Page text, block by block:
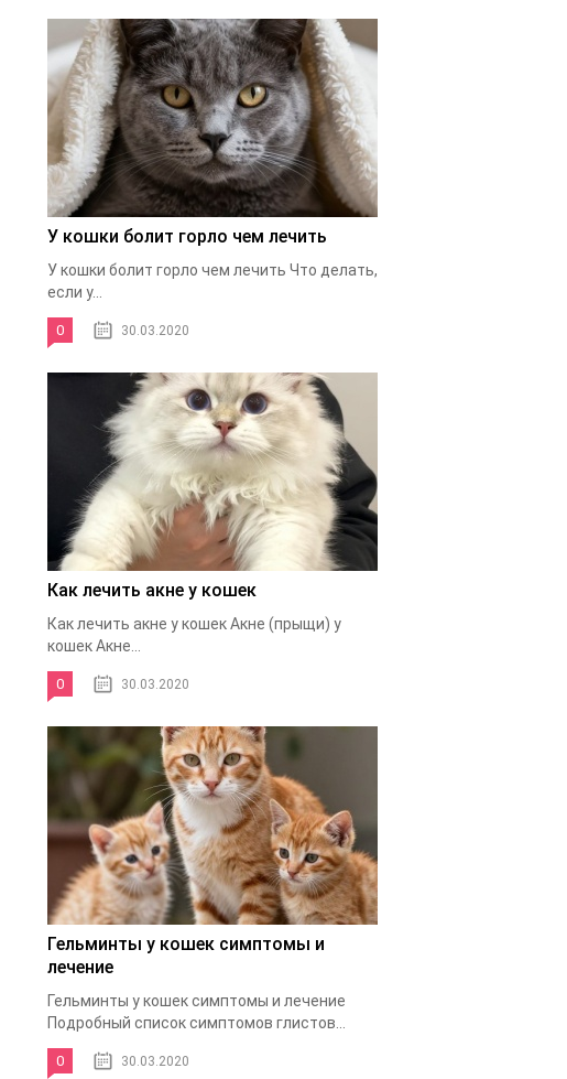
У кошки болит горло чем лечить
У кошки болит горло чем лечить Что делать,
если у...
0 30.03.2020
Как лечить акне у кошек
Как лечить акне у кошек Акне (прыщи) у
кошек Акне...
0 30.03.2020
Гельминты у кошек симптомы и
лечение
Гельминты у кошек симптомы и лечение
Подробный список симптомов глистов...
0 30.03.2020